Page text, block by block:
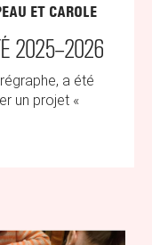
ET CAROLE
2025–2026
a été
un projet «